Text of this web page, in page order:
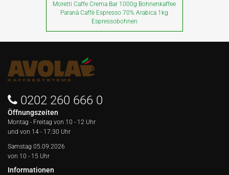
Moretti Caffe Crema Bar 1000g Bohnenkaffee
Paranà Caffè Espresso 70% Arabica 1kg
Espressobohnen
0202 260 666 0
Öffnungszeiten
Montag - Freitag von 10 - 12 Uhr
und von 14 - 17:30 Uhr
Samstag 05.09.2026
von 10 - 15 Uhr
Informationen